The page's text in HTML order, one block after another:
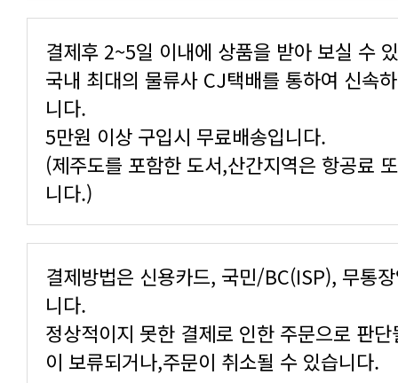
결제후 2~5일 이내에 상품을 받아 보실 수
니다.
5만원 이상 구입시 무료배송입니다.
니다.)
니다.
이 보류되거나,주문이 취소될 수 있습니다.